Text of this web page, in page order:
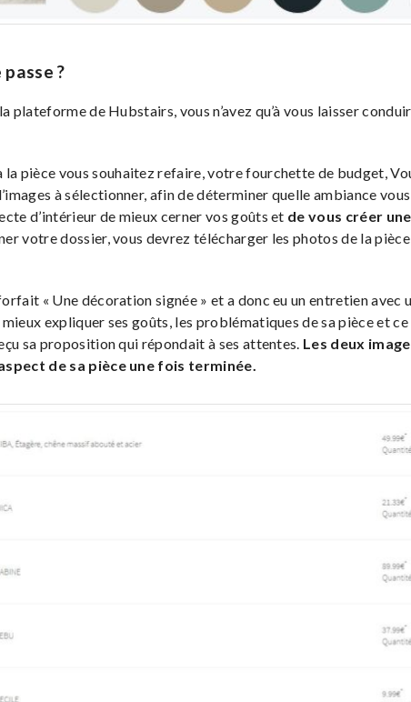
?
plateforme de Hubstairs, vous n’avez qu’à vous laisser
la pièce vous souhaitez refaire, votre fourchette de budget,
à sélectionner, afin de déterminer quelle ambiance
d’intérieur de mieux cerner vos goûts et de vous créer
votre dossier, vous devrez télécharger les photos de la
« Une décoration signée » et a donc eu un entretien avec
expliquer ses goûts, les problématiques de sa pièce et ce
sa proposition qui répondait à ses attentes. Les deux
de sa pièce une fois terminée.